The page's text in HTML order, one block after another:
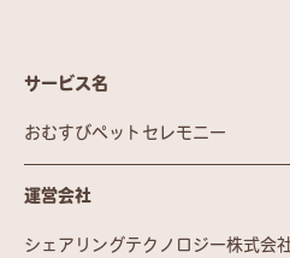
サービス名
おむすびペットセレモニー
運営会社
シェアリングテクノロジー株式会